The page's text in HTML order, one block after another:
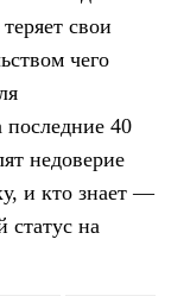
свои
чего
последние 40
недоверие
и кто знает —
статус на